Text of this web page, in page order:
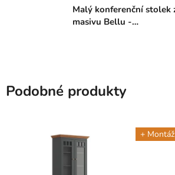
Malý konferenční stolek
masivu Bellu -
Podobné produkty
+